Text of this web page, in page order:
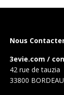
Nous
3evie.com /
42 rue de tauzia
33800